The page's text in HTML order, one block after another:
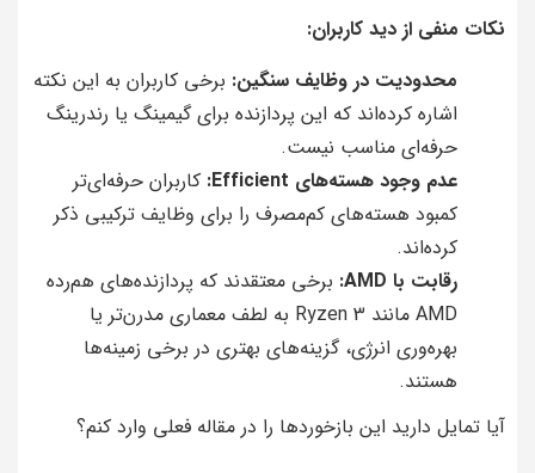
نکات منفی از دید کاربران:
محدودیت در وظایف سنگین: برخی کاربران به این نکته
اشاره کرده‌اند که این پردازنده برای گیمینگ یا رندرینگ
حرفه‌ای مناسب نیست.
عدم وجود هسته‌های Efficient:
کاربران حرفه‌ای‌تر
کمبود هسته‌های کم‌مصرف را برای وظایف ترکیبی ذکر
کرده‌اند.
رقابت با AMD:
برخی معتقدند که پردازنده‌های هم‌رده
AMD مانند Ryzen 3 به لطف معماری مدرن‌تر یا
بهره‌وری انرژی، گزینه‌های بهتری در برخی زمینه‌ها
هستند.
آیا تمایل دارید این بازخوردها را در مقاله فعلی وارد کنم؟